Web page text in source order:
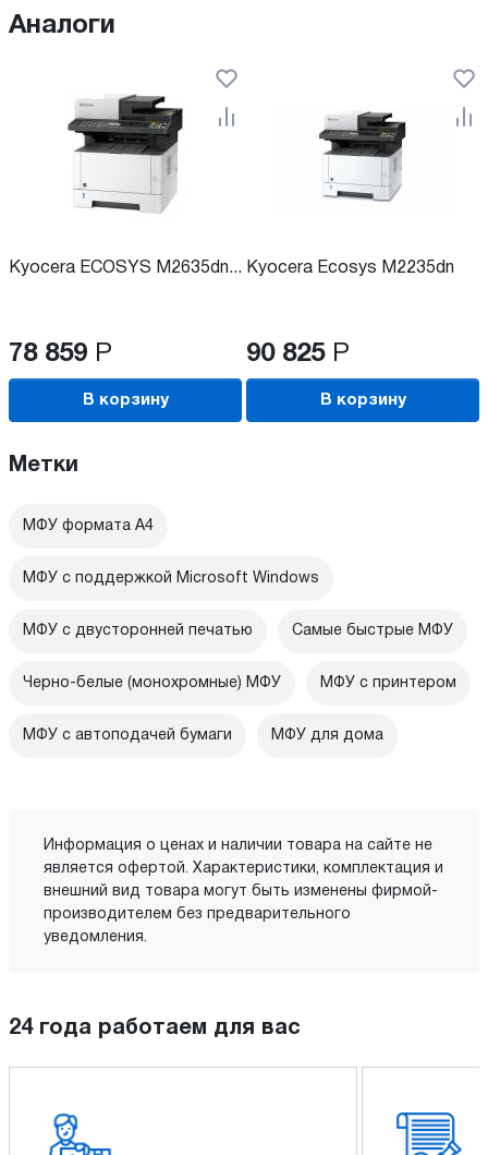
Аналоги
Kyocera ECOSYS M2635dn...
78 859 Р
В корзину
Kyocera Ecosys M2235dn
90 825 Р
В корзину
Метки
МФУ формата А4
МФУ с поддержкой Microsoft Windows
МФУ с двусторонней печатью Самые быстрые МФУ
Черно-белые (монохромные) МФУ МФУ с принтером
МФУ с автоподачей бумаги МФУ для дома
Информация о ценах и наличии товара на сайте не
является офертой. Характеристики, комплектация и
внешний вид товара могут быть изменены фирмой-
производителем без предварительного
уведомления.
24 года работаем для вас